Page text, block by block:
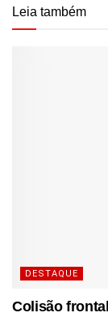
Leia também
DESTAQUE
Colisão